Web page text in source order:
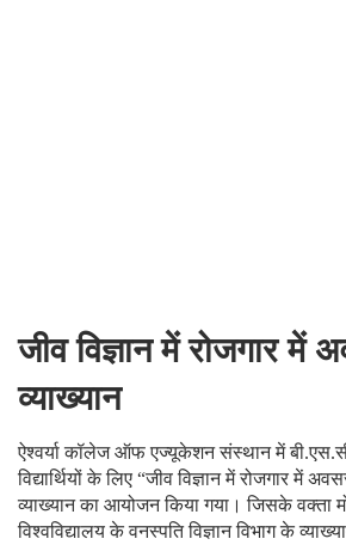
जीव विज्ञान में रोजगार में
व्याख्यान
ऐश्वर्या कॉलेज ऑफ एज्यूकेशन संस्थान में
विद्यार्थियों के लिए “जीव विज्ञान में रोजगार में
व्याख्यान का आयोजन किया गया। जिसके वक्ता
विश्वविद्यालय के वनस्पति विज्ञान विभाग के